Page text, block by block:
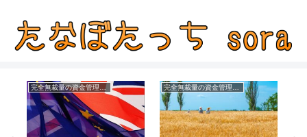
完全無裁量の資金管理FX